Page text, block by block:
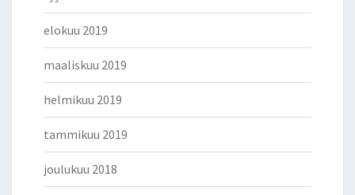
elokuu 2019
maaliskuu 2019
helmikuu 2019
tammikuu 2019
joulukuu 2018